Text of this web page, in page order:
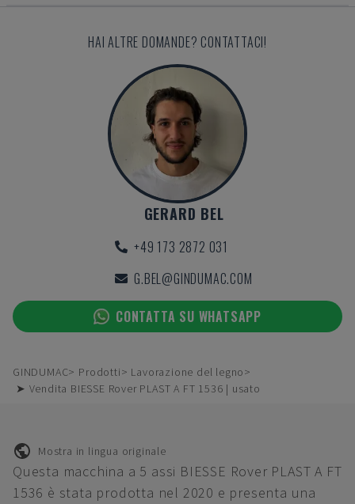
HAI ALTRE DOMANDE? CONTATTACI!
GERARD BEL
+49 173 2872 031
G.BEL@GINDUMAC.COM
CONTATTA SU WHATSAPP
GINDUMAC Prodotti
Lavorazione del legno
➤ Vendita BIESSE Rover PLAST A FT 1536 | usato
Mostra in lingua originale
Questa macchina a 5 assi BIESSE Rover PLAST A FT
1536 è stata prodotta nel 2020 e presenta una